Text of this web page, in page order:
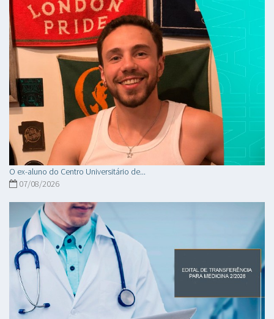
O ex-aluno do Centro Universitário de...
07/08/2026